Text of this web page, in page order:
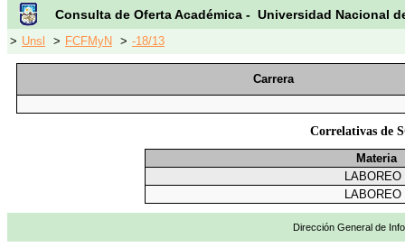
Consulta de Oferta Académica - Universidad Nacional
> Unsl > FCFMyN > -18/13
Carrera
Correlativas de
Materia
LABOREO
LABOREO
Dirección General de